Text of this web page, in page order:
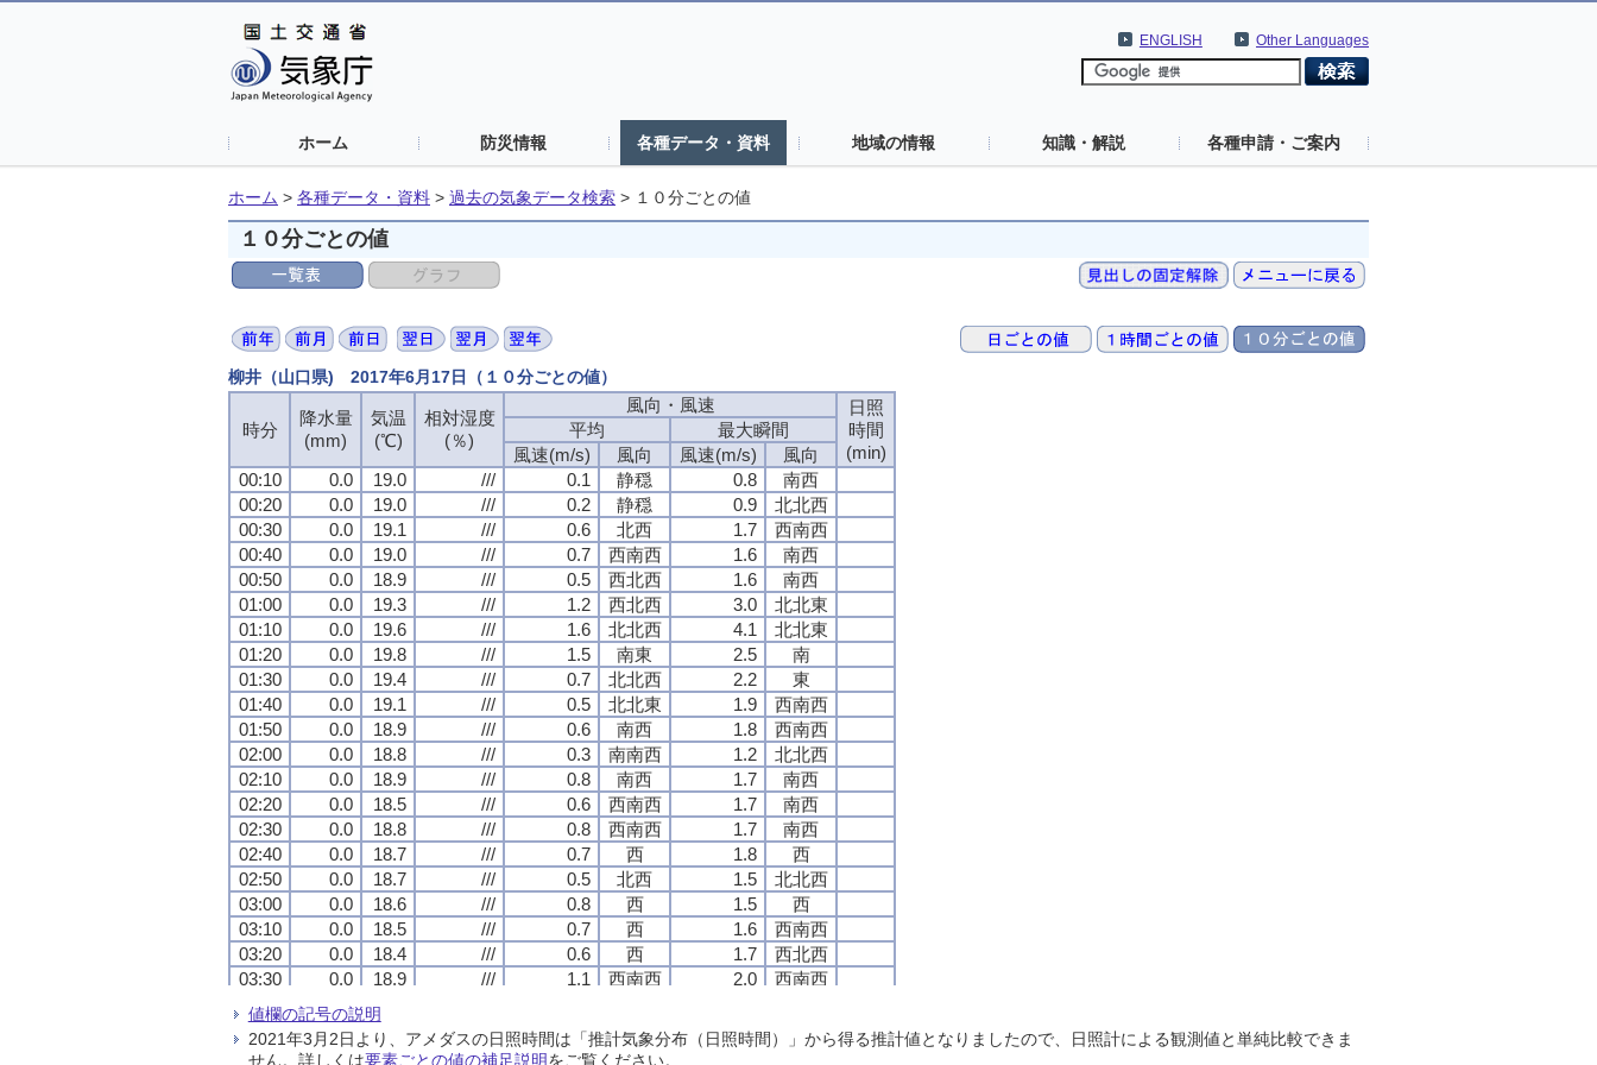
Other Languages
ENGLISH
ホーム 防災情報 各種データ・資料 地域の情報 知識・解説 各種申請・ご案内
ホーム > 各種データ・資料 > 過去の気象データ検索 > １０分ごとの値
１０分ごとの値
柳井（山口県) 2017年6月17日（１０分ごとの値）
時分
降水量
(mm)
気温
(℃)
相対湿度
(％)
風向・風速
日照
時間
(min)
平均
最大瞬間
風速(m/s)
風向 風速(m/s)
風向
00:10
0.0 19.0 /// 0.1 静穏 0.8
南西
00:20
0.0 19.0 /// 0.2 静穏 0.9
北北西
00:30
0.0 19.1 /// 0.6 北西 1.7
西南西
00:40
0.0 19.0 /// 0.7 西南西 1.6
南西
00:50
0.0 18.9 /// 0.5 西北西 1.6
南西
01:00
0.0 19.3 /// 1.2 西北西 3.0
北北東
01:10
0.0 19.6 /// 1.6 北北西 4.1
北北東
01:20
0.0 19.8 /// 1.5 南東 2.5
南
01:30
0.0 19.4 /// 0.7 北北西 2.2
東
01:40
0.0 19.1 /// 0.5 北北東 1.9
西南西
01:50
0.0 18.9 /// 0.6 南西 1.8
西南西
02:00
0.0 18.8 /// 0.3 南南西 1.2
北北西
02:10
0.0 18.9 /// 0.8 南西 1.7
南西
02:20
0.0 18.5 /// 0.6 西南西 1.7
南西
02:30
0.0 18.8 /// 0.8 西南西 1.7
南西
02:40
0.0 18.7 /// 0.7 西 1.8
西
02:50
0.0 18.7 /// 0.5 北西 1.5
北北西
03:00
0.0 18.6 /// 0.8 西 1.5
西
03:10
0.0 18.5 /// 0.7 西 1.6
西南西
03:20
0.0 18.4 /// 0.6 西 1.7
西北西
03:30
0.0 18.9 /// 1.1 西南西 2.0
西南西
03:40
0.0 18.7
03:50
0.0 18.6 /// 1.4 西南西 2.3
西
04:00
0.0 18.6 /// 1.3 西 2.5 西
時分
降水量
(mm)
気温
(℃)
相対湿度
(％)
風向・風速
日照
時間
(min)
平均
最大瞬間
風速(m/s)
風向 風速(m/s)
風向
00:10
0.0 19.0 /// 0.1 静穏 0.8
南西
00:20
0.0 19.0 /// 0.2 静穏 0.9
北北西
00:30
0.0 19.1 /// 0.6 北西 1.7
西南西
00:40
0.0 19.0 /// 0.7 西南西 1.6
南西
00:50
0.0 18.9 /// 0.5 西北西 1.6
南西
01:00
0.0 19.3 /// 1.2 西北西 3.0
北北東
01:10
0.0 19.6 /// 1.6 北北西 4.1
北北東
01:20
0.0 19.8 /// 1.5 南東 2.5
南
01:30
0.0 19.4 /// 0.7 北北西 2.2
東
01:40
0.0 19.1 /// 0.5 北北東 1.9
西南西
01:50
0.0 18.9 /// 0.6 南西 1.8
西南西
02:00
0.0 18.8 /// 0.3 南南西 1.2
北北西
02:10
0.0 18.9 /// 0.8 南西 1.7
南西
02:20
0.0 18.5 /// 0.6 西南西 1.7
南西
02:30
0.0 18.8 /// 0.8 西南西 1.7
南西
02:40
0.0 18.7 /// 0.7 西 1.8
西
02:50
0.0 18.7 /// 0.5 北西 1.5
北北西
03:00
0.0 18.6 /// 0.8 西 1.5
西
03:10
0.0 18.5 /// 0.7 西 1.6
西南西
03:20
0.0 18.4 /// 0.6 西 1.7
西北西
03:30
0.0 18.9 /// 1.1 西南西 2.0
西南西
03:40
0.0 18.7
03:50
0.0 18.6 /// 1.4 西南西 2.3
西
04:00
0.0 18.6 /// 1.3 西 2.5 西
時分
降水量
(mm)
気温
(℃)
相対湿度
(％)
風向・風速
日照
時間
(min)
平均
最大瞬間
風速(m/s)
風向 風速(m/s)
風向
00:10
0.0 19.0 /// 0.1 静穏 0.8
南西
00:20
0.0 19.0 /// 0.2 静穏 0.9
北北西
00:30
0.0 19.1 /// 0.6 北西 1.7
西南西
00:40
0.0 19.0 /// 0.7 西南西 1.6
南西
00:50
0.0 18.9 /// 0.5 西北西 1.6
南西
01:00
0.0 19.3 /// 1.2 西北西 3.0
北北東
01:10
0.0 19.6 /// 1.6 北北西 4.1
北北東
01:20
0.0 19.8 /// 1.5 南東 2.5
南
01:30
0.0 19.4 /// 0.7 北北西 2.2
東
01:40
0.0 19.1 /// 0.5 北北東 1.9
西南西
01:50
0.0 18.9 /// 0.6 南西 1.8
西南西
02:00
0.0 18.8 /// 0.3 南南西 1.2
北北西
02:10
0.0 18.9 /// 0.8 南西 1.7
南西
02:20
0.0 18.5 /// 0.6 西南西 1.7
南西
02:30
0.0 18.8 /// 0.8 西南西 1.7
南西
02:40
0.0 18.7 /// 0.7 西 1.8
西
02:50
0.0 18.7 /// 0.5 北西 1.5
北北西
03:00
0.0 18.6 /// 0.8 西 1.5
西
03:10
0.0 18.5 /// 0.7 西 1.6
西南西
03:20
0.0 18.4 /// 0.6 西 1.7
西北西
03:30
0.0 18.9 /// 1.1 西南西 2.0
西南西
03:40
0.0 18.7
03:50
0.0 18.6 /// 1.4 西南西 2.3
西
04:00
0.0 18.6 /// 1.3 西 2.5 西
時分
降水量
(mm)
気温
(℃)
相対湿度
(％)
風向・風速
日照
時間
(min)
平均
最大瞬間
風速(m/s)
風向 風速(m/s)
風向
00:10
0.0 19.0 /// 0.1 静穏 0.8
南西
00:20
0.0 19.0 /// 0.2 静穏 0.9
北北西
00:30
0.0 19.1 /// 0.6 北西 1.7
西南西
00:40
0.0 19.0 /// 0.7 西南西 1.6
南西
00:50
0.0 18.9 /// 0.5 西北西 1.6
南西
01:00
0.0 19.3 /// 1.2 西北西 3.0
北北東
01:10
0.0 19.6 /// 1.6 北北西 4.1
北北東
01:20
0.0 19.8 /// 1.5 南東 2.5
南
01:30
0.0 19.4 /// 0.7 北北西 2.2
東
01:40
0.0 19.1 /// 0.5 北北東 1.9
西南西
01:50
0.0 18.9 /// 0.6 南西 1.8
西南西
02:00
0.0 18.8 /// 0.3 南南西 1.2
北北西
02:10
0.0 18.9 /// 0.8 南西 1.7
南西
02:20
0.0 18.5 /// 0.6 西南西 1.7
南西
02:30
0.0 18.8 /// 0.8 西南西 1.7
南西
02:40
0.0 18.7 /// 0.7 西 1.8
西
02:50
0.0 18.7 /// 0.5 北西 1.5
北北西
03:00
0.0 18.6 /// 0.8 西 1.5
西
03:10
0.0 18.5 /// 0.7 西 1.6
西南西
03:20
0.0 18.4 /// 0.6 西 1.7
西北西
03:30
0.0 18.9 /// 1.1 西南西 2.0
西南西
03:40
0.0 18.7
03:50
0.0 18.6 /// 1.4 西南西 2.3
西
04:00
0.0 18.6 /// 1.3 西 2.5 西
値欄の記号の説明
2021年3月2日より、アメダスの日照時間は「推計気象分布（日照時間）」から得る推計値となりましたので、日照計による観測値と単純比較できま
せん。詳しくは要素ごとの値の補足説明をご覧ください。